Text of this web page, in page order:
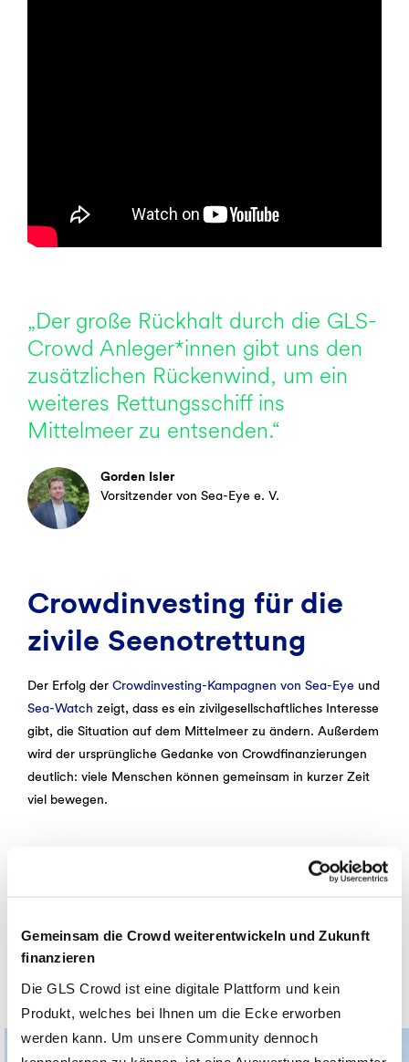
Gemeinsam die Crowd weiterentwickeln und Zukunft
finanzieren
Die GLS Crowd ist eine digitale Plattform und kein
Produkt, welches bei Ihnen um die Ecke erworben
werden kann. Um unsere Community dennoch
„Der große Rückhalt durch die GLS-
Crowd Anleger*innen gibt uns den
zusätzlichen Rückenwind, um ein
weiteres Rettungsschiff ins
Mittelmeer zu entsenden.“
Gorden Isler
Vorsitzender von Sea-Eye e. V.
Crowdinvesting für die
zivile Seenotrettung
Der Erfolg der Crowdinvesting-Kampagnen von Sea-Eye und
Sea-Watch zeigt, dass es ein zivilgesellschaftliches Interesse
gibt, die Situation auf dem Mittelmeer zu ändern. Außerdem
wird der ursprüngliche Gedanke von Crowdfinanzierungen
deutlich: viele Menschen können gemeinsam in kurzer Zeit
viel bewegen.
Investierbare Projekte
Lernen Sie unsere aktuellen Projekte kennen und investieren
Sie direkt in nachhaltige Unternehmen und Projekte.